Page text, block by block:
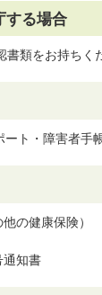
する場合
類をお持ちく
ト・障害者手
の健康保険）
通知書